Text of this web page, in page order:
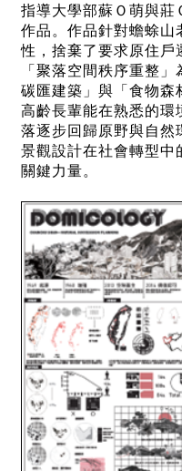
指導大學部蘇Ｏ萌與莊
作品。作品針對蟾蜍山
性，捨棄了要求原住戶
「聚落空間秩序重整
碳匯建築」與「食物森
高齡長輩能在熟悉的環
落逐步回歸原野與自然
景觀設計在社會轉型中
關鍵力量。